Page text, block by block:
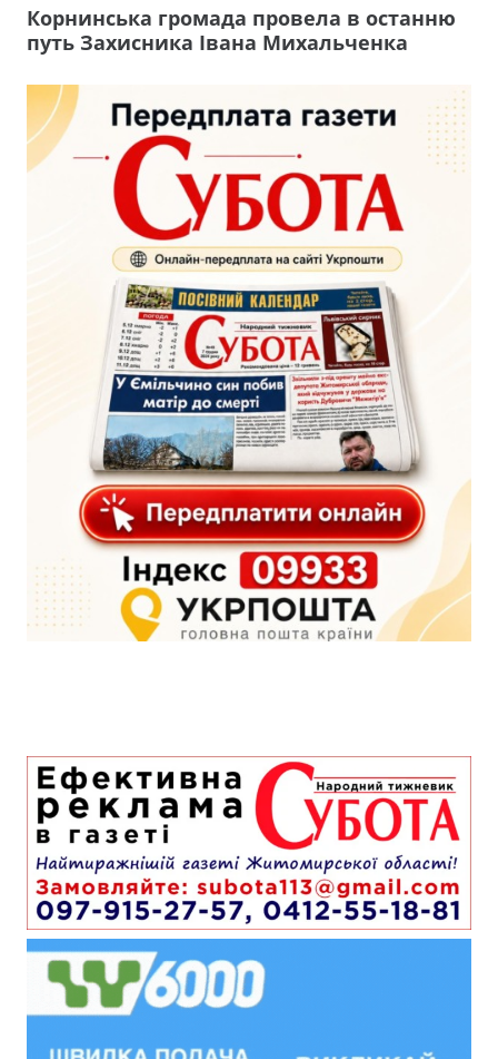
Корнинська громада провела в останню
путь Захисника Івана Михальченка